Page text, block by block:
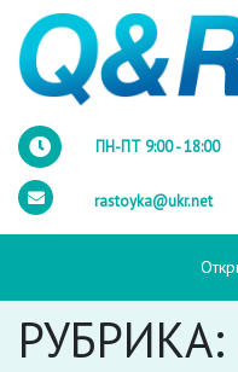
ПН-ПТ 9:00 - 18:00
rastoyka@ukr.net
РУБРИКА: